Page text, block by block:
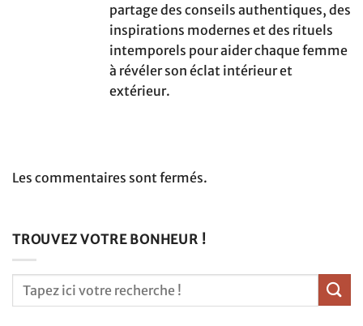
partage des conseils authentiques, des
inspirations modernes et des rituels
intemporels pour aider chaque femme
à révéler son éclat intérieur et
extérieur.
Les commentaires sont fermés.
TROUVEZ VOTRE BONHEUR !